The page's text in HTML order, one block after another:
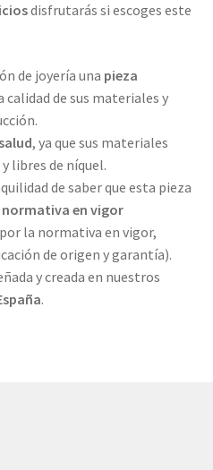
disfrutarás si escoges este
de joyería una pieza
calidad de sus materiales y
, ya que sus materiales
libres de níquel.
de saber que esta pieza
normativa en vigor
la normativa en vigor,
de origen y garantía).
y creada en nuestros
.